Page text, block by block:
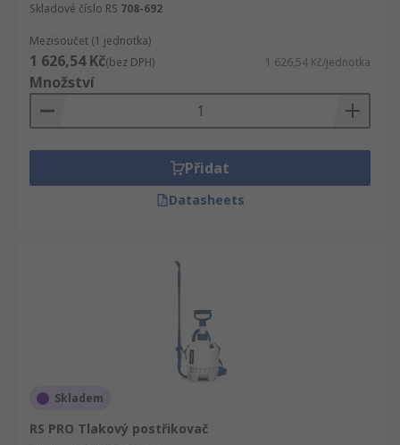
Skladové číslo RS 708-692
Mezisoučet (1 jednotka)
1 626,54 Kč(bez DPH) 1 626,54 Kč/jednotka
Množství
Přidat
Datasheets
Skladem
RS PRO Tlakový postřikovač